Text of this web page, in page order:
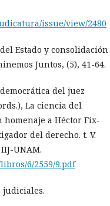
issue/view/2480
Estado y consolidación
Juntos, (5), 41-64.
del juez
La ciencia del
a Héctor Fix-
del derecho. t. V.
UNAM.
6/2559/9.pdf
judiciales.